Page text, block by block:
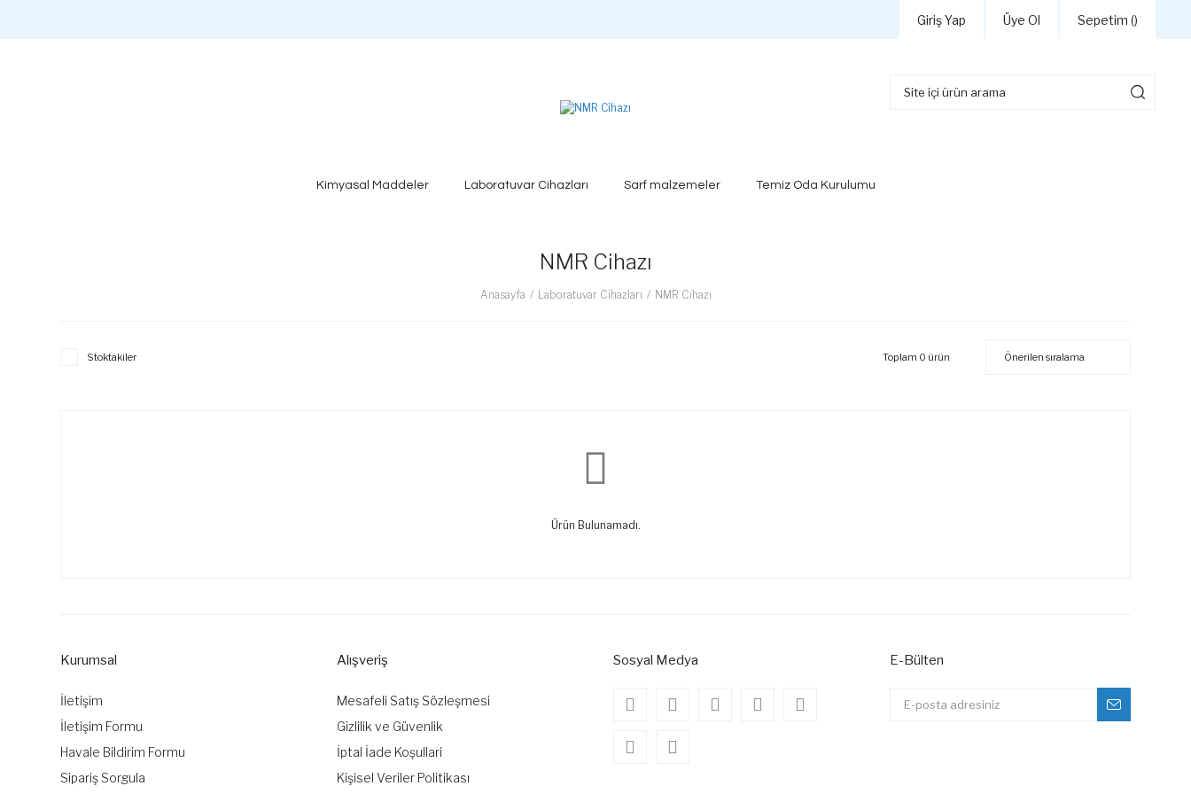
Giriş Yap Üye Ol Sepetim ()
Kimyasal Maddeler Laboratuvar Cihazları Sarf malzemeler Temiz Oda Kurulumu
NMR Cihazı
Anasayfa Laboratuvar Cihazları NMR Cihazı
Stoktakiler Toplam 0 ürün
Ürün Bulunamadı.
Kurumsal
İletişim
İletişim Formu
Havale Bildirim Formu
Sipariş Sorgula
Alışveriş
Mesafeli Satış Sözleşmesi
Gizlilik ve Güvenlik
İptal İade Koşullari
Kişisel Veriler Politikası
Sosyal Medya E-Bülten